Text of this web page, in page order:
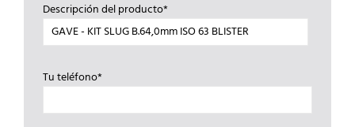
Descripción del producto*
Tu teléfono*